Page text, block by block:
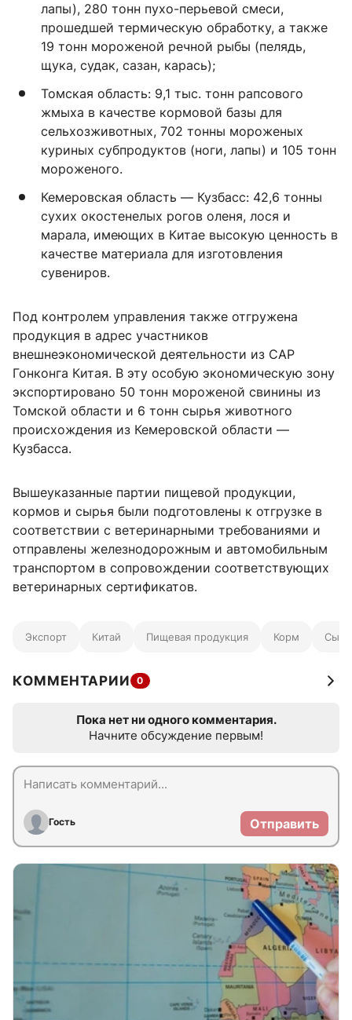
лапы), 280 тонн пухо-перьевой смеси,
прошедшей термическую обработку, а также
19 тонн мороженой речной рыбы (пелядь,
щука, судак, сазан, карась);
Томская область: 9,1 тыс. тонн рапсового
жмыха в качестве кормовой базы для
сельхозживотных, 702 тонны мороженых
куриных субпродуктов (ноги, лапы) и 105 тонн
мороженого.
Кемеровская область — Кузбасс: 42,6 тонны
сухих окостенелых рогов оленя, лося и
марала, имеющих в Китае высокую ценность в
качестве материала для изготовления
сувениров.
Под контролем управления также отгружена
продукция в адрес участников
внешнеэкономической деятельности из САР
Гонконга Китая. В эту особую экономическую зону
экспортировано 50 тонн мороженой свинины из
Томской области и 6 тонн сырья животного
происхождения из Кемеровской области —
Кузбасса.
Вышеуказанные партии пищевой продукции,
кормов и сырья были подготовлены к отгрузке в
соответствии с ветеринарными требованиями и
отправлены железнодорожным и автомобильным
транспортом в сопровождении соответствующих
ветеринарных сертификатов.
Экспорт Китай Пищевая продукция Корм
КОММЕНТАРИИ 0
Пока нет ни одного комментария.
Начните обсуждение первым!
Гость Отправить